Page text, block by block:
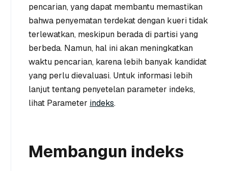
pencarian, yang dapat membantu memastikan
bahwa penyematan terdekat dengan kueri tidak
terlewatkan, meskipun berada di partisi yang
berbeda. Namun, hal ini akan meningkatkan
waktu pencarian, karena lebih banyak kandidat
yang perlu dievaluasi. Untuk informasi lebih
lanjut tentang penyetelan parameter indeks,
lihat Parameter indeks.
Membangun indeks